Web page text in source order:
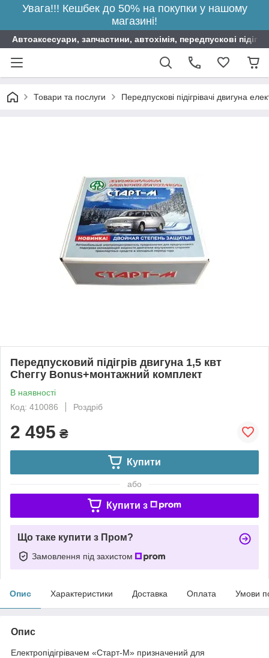
Увага!!! Кешбек до 50% на покупки у нашому
магазині!
Автоаксесуари, запчастини, автохімія, передпускові
Товари та послуги Передпускові підігрівачі двигуна
Передпусковий підігрів двигуна 1,5 квт
Сһеггу Bonus+монтажний комплект
В наявності
Код: 410086
Роздріб
2 495 ₴
Купити
або
Купити з
Що таке купити з Пром?
Замовлення під захистом
Опис Характеристики Доставка Оплата Умови
Опис
Електропідігрівачем «Старт-М» призначений для